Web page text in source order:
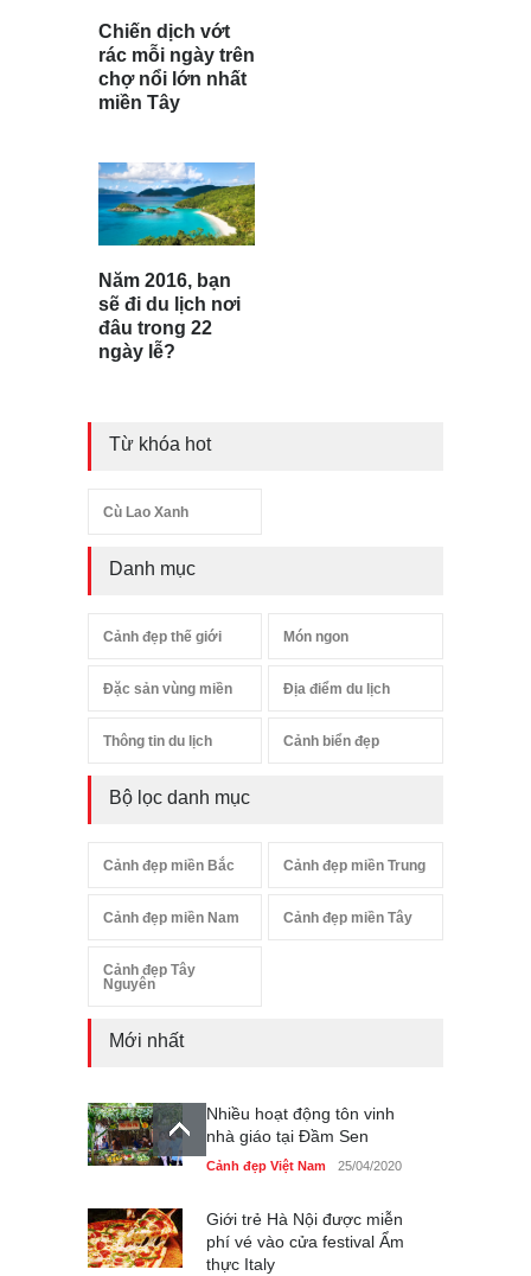
Chiến dịch vớt
rác mỗi ngày trên
chợ nổi lớn nhất
miền Tây
Năm 2016, bạn
sẽ đi du lịch nơi
đâu trong 22
ngày lễ?
Từ khóa hot
Cù Lao Xanh
Danh mục
Cảnh đẹp thế giới Món ngon
Đặc sản vùng miền Địa điểm du lịch
Thông tin du lịch Cảnh biển đẹp
Bộ lọc danh mục
Cảnh đẹp miền Bắc Cảnh đẹp miền Trung
Cảnh đẹp miền Nam Cảnh đẹp miền Tây
Cảnh đẹp Tây
Nguyên
Mới nhất
Nhiều hoạt động tôn vinh
nhà giáo tại Đầm Sen
Cảnh đẹp Việt Nam 25/04/2020
Giới trẻ Hà Nội được miễn
phí vé vào cửa festival Ẩm
thực Italy